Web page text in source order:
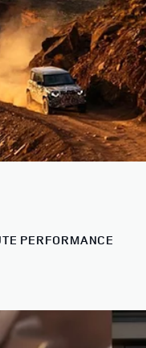
PERFORMANCE